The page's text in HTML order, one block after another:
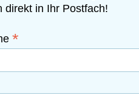
direkt in Ihr Postfach!
*